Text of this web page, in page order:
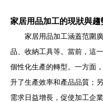
家居用品加工的現狀與趨
家居用品加工涵蓋范圍
品、收納工具等。當前，這
個性化生產的轉型。一方面
升了生產效率和產品品質；
需求日益增長，促使加工企